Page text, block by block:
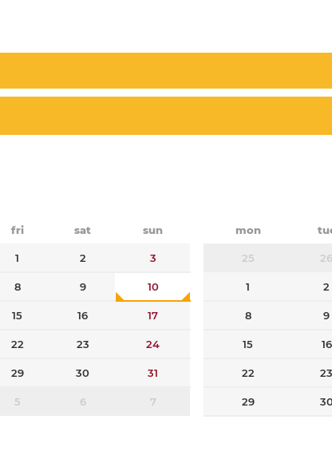
fri sat sun
1 2 3
8 9 10
15 16 17
22 23 24
29 30 31
5 6 7
mon
25 26
1 2
8 9
15 16
22 23
29